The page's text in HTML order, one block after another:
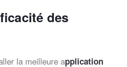
des
la meilleure application